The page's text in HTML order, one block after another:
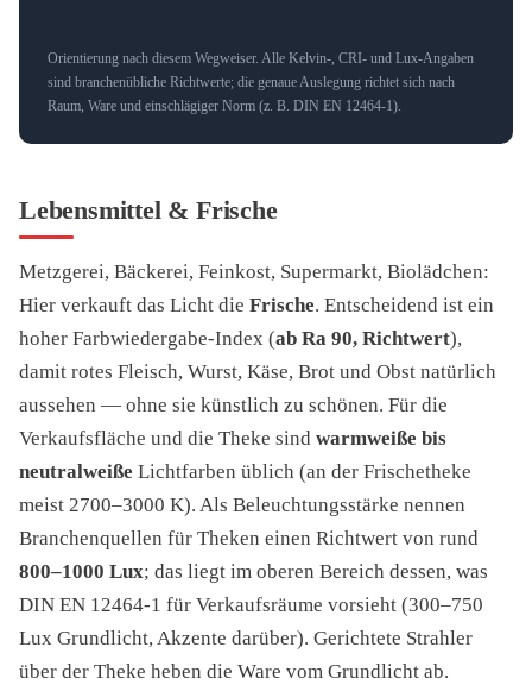
Orientierung nach diesem Wegweiser. Alle Kelvin-, CRI- und Lux-Angaben
sind branchenübliche Richtwerte; die genaue Auslegung richtet sich nach
Raum, Ware und einschlägiger Norm (z. B. DIN EN 12464-1).
Lebensmittel & Frische
Metzgerei, Bäckerei, Feinkost, Supermarkt, Biolädchen:
Hier verkauft das Licht die Frische. Entscheidend ist ein
hoher Farbwiedergabe-Index (ab Ra 90, Richtwert),
damit rotes Fleisch, Wurst, Käse, Brot und Obst natürlich
aussehen — ohne sie künstlich zu schönen. Für die
Verkaufsfläche und die Theke sind warmweiße bis
neutralweiße Lichtfarben üblich (an der Frischetheke
meist 2700–3000 K). Als Beleuchtungsstärke nennen
Branchenquellen für Theken einen Richtwert von rund
800–1000 Lux; das liegt im oberen Bereich dessen, was
DIN EN 12464-1 für Verkaufsräume vorsieht (300–750
Lux Grundlicht, Akzente darüber). Gerichtete Strahler
über der Theke heben die Ware vom Grundlicht ab.